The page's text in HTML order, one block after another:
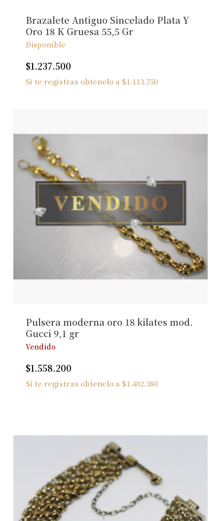
Brazalete Antiguo Sincelado Plata Y
Oro 18 K Gruesa 55,5 Gr
Disponible
$1.237.500
Si te registras obtenelo a $1.113.750
Pulsera moderna oro 18 kilates mod.
Gucci 9,1 gr
Vendido
$1.558.200
Si te registras obtenelo a $1.402.380